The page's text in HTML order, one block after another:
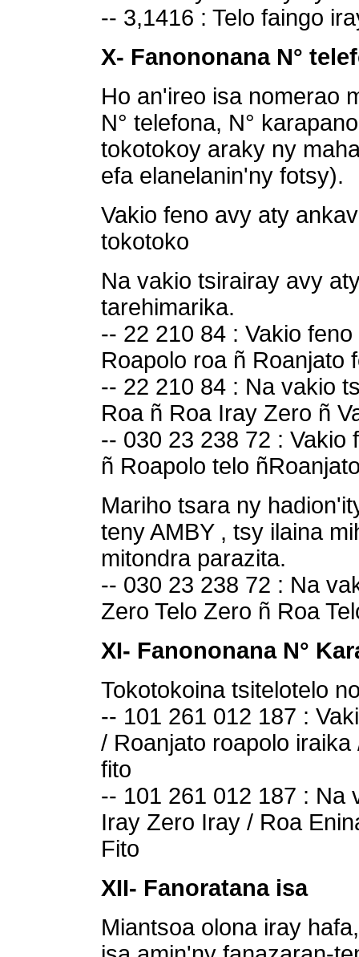
-- 3,1416 : Telo faingo
X- Fanononana N°
Ho an'ireo isa nomerao
N° telefona, N°
tokotokoy araky ny
efa elanelanin'ny fotsy).
Vakio feno avy aty
tokotoko
Na vakio tsirairay avy
tarehimarika.
-- 22 210 84 : Vakio
Roapolo roa ñ Roanjato
-- 22 210 84 : Na vakio
Roa ñ Roa Iray Zero ñ
-- 030 23 238 72 : Vakio
ñ Roapolo telo
Mariho tsara ny
teny AMBY , tsy ilaina
mitondra parazita.
-- 030 23 238 72 : Na
Zero Telo Zero ñ Roa
XI- Fanononana N°
Tokotokoina tsitelotelo
-- 101 261 012 187 :
/ Roanjato roapolo
fito
-- 101 261 012 187 : Na
Iray Zero Iray / Roa
Fito
XII- Fanoratana isa
Miantsoa olona iray